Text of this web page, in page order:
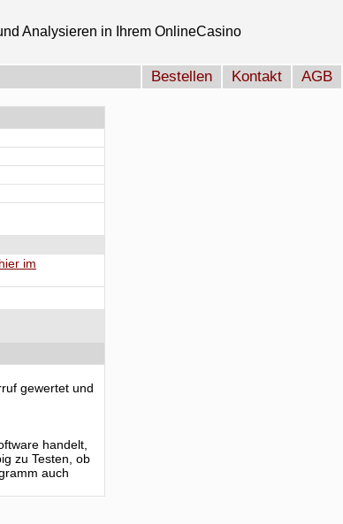
Analysieren in Ihrem OnlineCasino
Bestellen Kontakt AGB
hier im
gewertet und
handelt,
zu Testen, ob
auch